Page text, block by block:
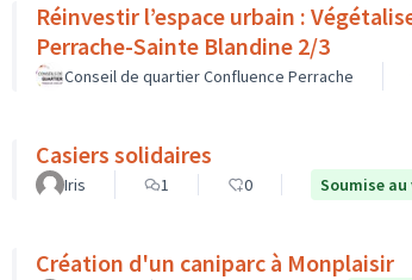
Réinvestir l’espace urbain :
Perrache-Sainte Blandine 2/3
Conseil de quartier Confluence Perrache
Casiers solidaires
Iris 1 0 Soumise
Création d'un caniparc à Monplaisir